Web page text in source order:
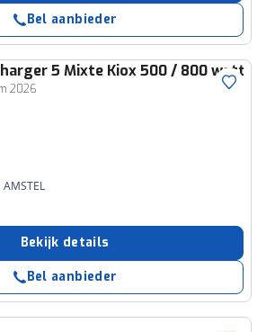
Bel aanbieder
5 Mixte Kiox 500 / 800 watt
2026
AMSTEL
Bekijk details
Bel aanbieder